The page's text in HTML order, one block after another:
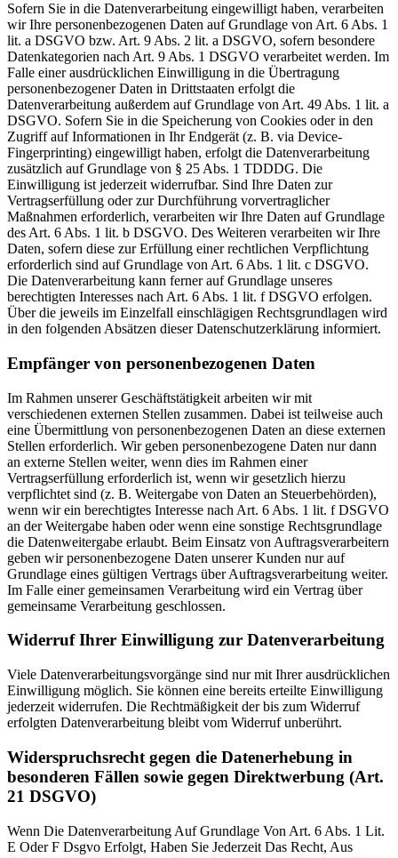
Sofern Sie in die Datenverarbeitung eingewilligt haben, verarbeiten
wir Ihre personenbezogenen Daten auf Grundlage von Art. 6 Abs. 1
lit. a DSGVO bzw. Art. 9 Abs. 2 lit. a DSGVO, sofern besondere
Datenkategorien nach Art. 9 Abs. 1 DSGVO verarbeitet werden. Im
Falle einer ausdrücklichen Einwilligung in die Übertragung
personenbezogener Daten in Drittstaaten erfolgt die
Datenverarbeitung außerdem auf Grundlage von Art. 49 Abs. 1 lit. a
DSGVO. Sofern Sie in die Speicherung von Cookies oder in den
Zugriff auf Informationen in Ihr Endgerät (z. B. via Device-
Fingerprinting) eingewilligt haben, erfolgt die Datenverarbeitung
zusätzlich auf Grundlage von § 25 Abs. 1 TDDDG. Die
Einwilligung ist jederzeit widerrufbar. Sind Ihre Daten zur
Vertragserfüllung oder zur Durchführung vorvertraglicher
Maßnahmen erforderlich, verarbeiten wir Ihre Daten auf Grundlage
des Art. 6 Abs. 1 lit. b DSGVO. Des Weiteren verarbeiten wir Ihre
Daten, sofern diese zur Erfüllung einer rechtlichen Verpflichtung
erforderlich sind auf Grundlage von Art. 6 Abs. 1 lit. c DSGVO.
Die Datenverarbeitung kann ferner auf Grundlage unseres
berechtigten Interesses nach Art. 6 Abs. 1 lit. f DSGVO erfolgen.
Über die jeweils im Einzelfall einschlägigen Rechtsgrundlagen wird
in den folgenden Absätzen dieser Datenschutzerklärung informiert.
Empfänger von personenbezogenen Daten
Im Rahmen unserer Geschäftstätigkeit arbeiten wir mit
verschiedenen externen Stellen zusammen. Dabei ist teilweise auch
eine Übermittlung von personenbezogenen Daten an diese externen
Stellen erforderlich. Wir geben personenbezogene Daten nur dann
an externe Stellen weiter, wenn dies im Rahmen einer
Vertragserfüllung erforderlich ist, wenn wir gesetzlich hierzu
verpflichtet sind (z. B. Weitergabe von Daten an Steuerbehörden),
wenn wir ein berechtigtes Interesse nach Art. 6 Abs. 1 lit. f DSGVO
an der Weitergabe haben oder wenn eine sonstige Rechtsgrundlage
die Datenweitergabe erlaubt. Beim Einsatz von Auftragsverarbeitern
geben wir personenbezogene Daten unserer Kunden nur auf
Grundlage eines gültigen Vertrags über Auftragsverarbeitung weiter.
Im Falle einer gemeinsamen Verarbeitung wird ein Vertrag über
gemeinsame Verarbeitung geschlossen.
Widerruf Ihrer Einwilligung zur Datenverarbeitung
Viele Datenverarbeitungsvorgänge sind nur mit Ihrer ausdrücklichen
Einwilligung möglich. Sie können eine bereits erteilte Einwilligung
jederzeit widerrufen. Die Rechtmäßigkeit der bis zum Widerruf
erfolgten Datenverarbeitung bleibt vom Widerruf unberührt.
Widerspruchsrecht gegen die Datenerhebung in
besonderen Fällen sowie gegen Direktwerbung (Art.
21 DSGVO)
Wenn Die Datenverarbeitung Auf Grundlage Von Art. 6 Abs. 1 Lit.
E Oder F Dsgvo Erfolgt, Haben Sie Jederzeit Das Recht, Aus